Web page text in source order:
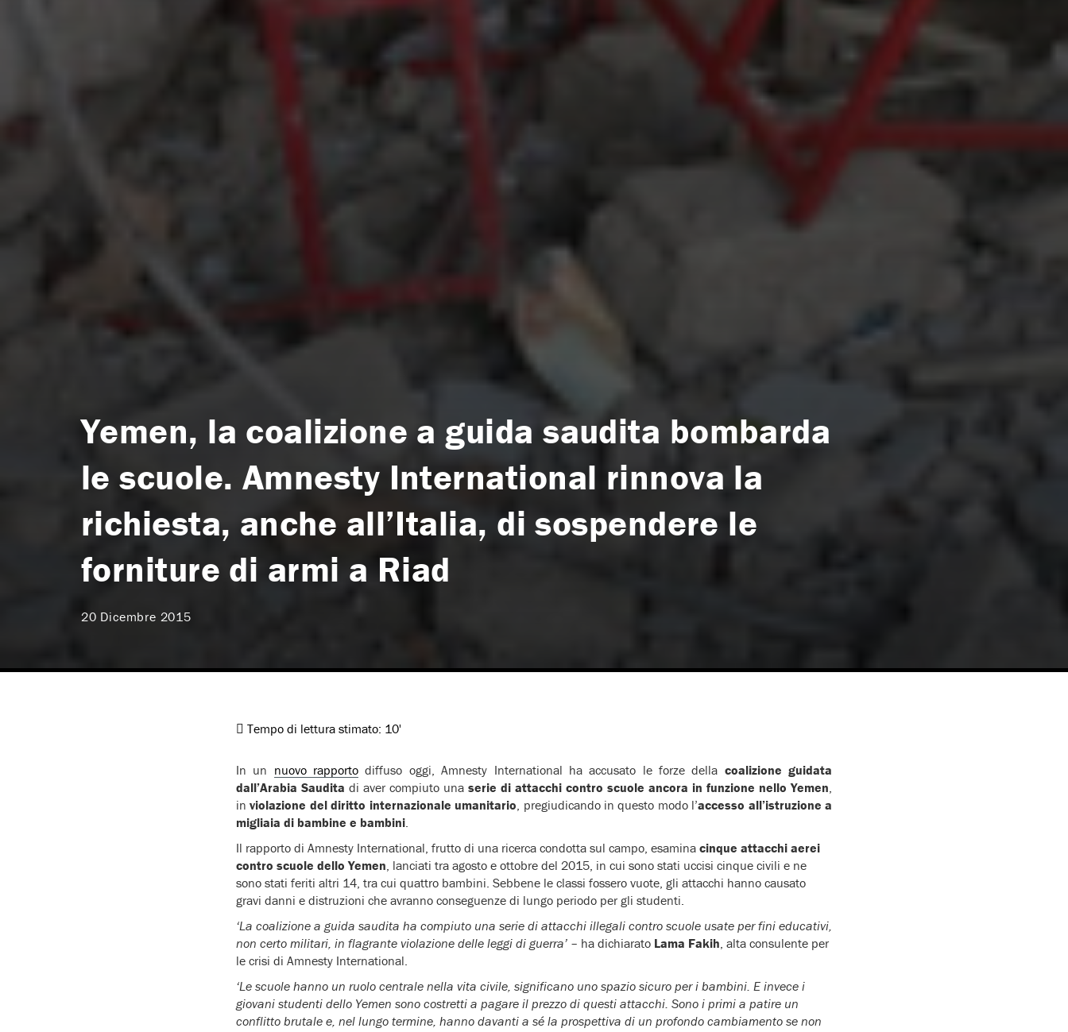
Yemen, la coalizione a guida saudita bombarda
le scuole. Amnesty International rinnova la
richiesta, anche all’Italia, di sospendere le
forniture di armi a Riad
20 Dicembre 2015
Tempo di lettura stimato: 10'
In un nuovo rapporto diffuso oggi, Amnesty International ha accusato le forze della coalizione guidata
dall’Arabia Saudita di aver compiuto una serie di attacchi contro scuole ancora in funzione nello Yemen,
inviolazione del diritto internazionale umanitario, pregiudicando in questo modo l’accesso all’istruzione a
migliaia di bambine e bambini.
Il rapporto di Amnesty International, frutto di una ricerca condotta sul campo, esamina cinque attacchi aerei
contro scuole dello Yemen, lanciati tra agosto e ottobre del 2015, in cui sono stati uccisi cinque civili e ne
sono stati feriti altri 14, tra cui quattro bambini. Sebbene le classi fossero vuote, gli attacchi hanno causato
gravi danni e distruzioni che avranno conseguenze di lungo periodo per gli studenti.
‘La coalizione a guida saudita ha compiuto una serie di attacchi illegali contro scuole usate per fini educativi,
non certo militari, in flagrante violazione delle leggi di guerra’ – ha dichiarato Lama Fakih, alta consulente per
le crisi di Amnesty International.
‘Le scuole hanno un ruolo centrale nella vita civile, significano uno spazio sicuro per i bambini. E invece i
giovani studenti dello Yemen sono costretti a pagare il prezzo di questi attacchi. Sono i primi a patire un
conflitto brutale e, nel lungo termine, hanno davanti a sé la prospettiva di un profondo cambiamento se non